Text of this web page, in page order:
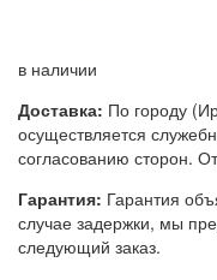
в наличии
Доставка: По городу
осуществляется
согласованию сторон.
Гарантия: Гарантия
случае задержки, мы
следующий заказ.